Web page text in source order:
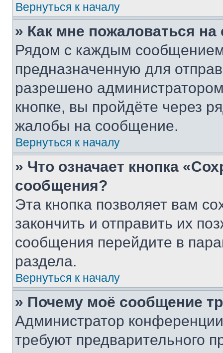
Вернуться к началу
» Как мне пожаловаться
Рядом с каждым сообщением
предназначенную для
разрешено
кнопке, вы пройдёте через
жалобы на сообщение.
Вернуться к началу
» Что означает кнопка
сообщения?
Эта кнопка позволяет вам
закончить и отправить их
сообщения перейдите в
раздела.
Вернуться к началу
» Почему моё сообщение
Администратор
требуют предварительного